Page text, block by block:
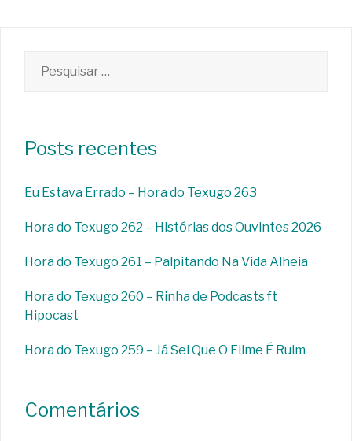
por:
Posts recentes
Eu Estava Errado – Hora do Texugo 263
Hora do Texugo 262 – Histórias dos Ouvintes 2026
Hora do Texugo 261 – Palpitando Na Vida Alheia
Hora do Texugo 260 – Rinha de Podcasts ft
Hipocast
Hora do Texugo 259 – Já Sei Que O Filme É Ruim
Comentários